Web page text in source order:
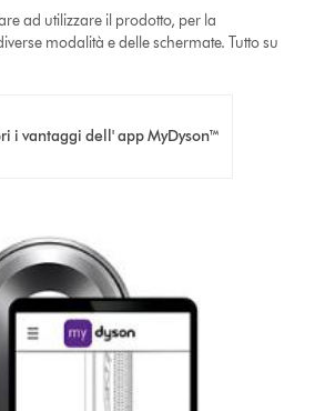
ad utilizzare il prodotto, per la
modalità e delle schermate. Tutto su
i vantaggi dell' app MyDyson™